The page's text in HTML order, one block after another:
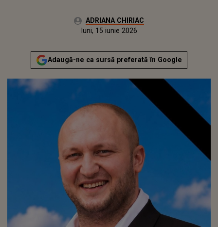
Autor:ADRIANA CHIRIAC
Actualizat:
luni, 15 iunie 2026
Adaugă-ne ca sursă preferată în Google